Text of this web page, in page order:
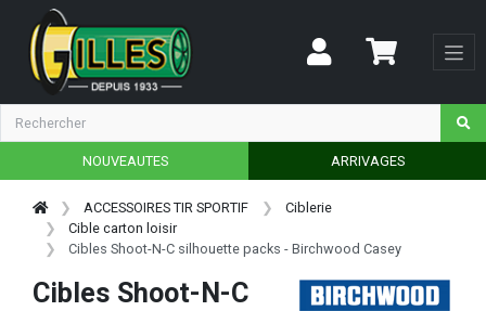
NOUVEAUTES ARRIVAGES
ACCESSOIRES TIR SPORTIF
Ciblerie
Cible carton loisir
Cibles Shoot-N-C silhouette packs - Birchwood Casey
Cibles Shoot-N-C